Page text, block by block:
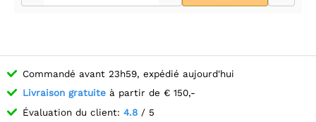
Commandé avant 23h59, expédié aujourd'hui
Livraison gratuite à partir de € 150,-
Évaluation du client: 4.8 / 5